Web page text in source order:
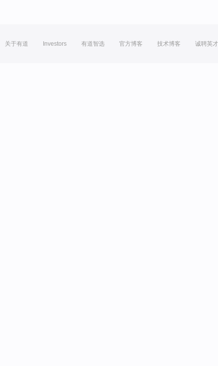
关于有道 Investors 有道智选 官方博客 技术博客 诚聘英才